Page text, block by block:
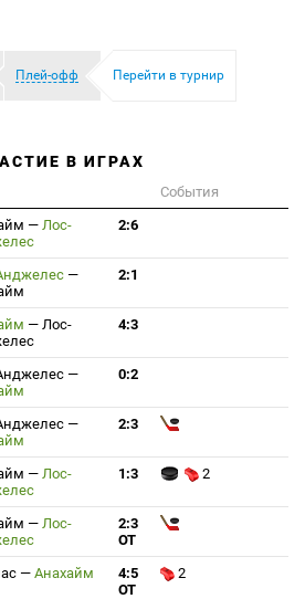
Плей-офф Перейти в турнир
В ИГРАХ
События
— Лос-
2:6
—
2:1
— Лос-
4:3
—
0:2
—
2:3
— Лос-
1:3 2
— Лос-
2:3
ОТ
— Анахайм
4:5
ОТ
2